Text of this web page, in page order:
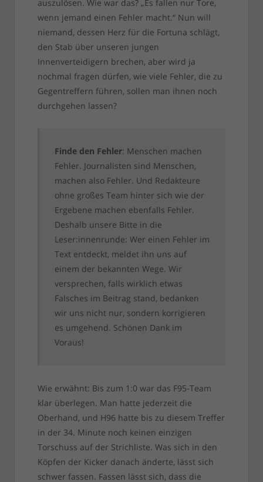
auszulösen. Wie war das? „Es fallen nur Tore,
wenn jemand einen Fehler macht.“ Nun will
niemand, dessen Herz für die Fortuna schlägt,
den Stab über unseren jungen
Innenverteidigern brechen, aber wird ja
nochmal fragen dürfen, wie viele Fehler, die zu
Gegentreffern führen, sollen man ihnen noch
durchgehen lassen?
Finde den Fehler: Menschen machen
Fehler. Journalisten sind Menschen,
machen also Fehler. Und Redakteure
ohne großes Team hinter sich wie der
Ergebene machen ebenfalls Fehler.
Deshalb unsere Bitte in die
Leser:innenrunde: Wer einen Fehler im
Text entdeckt, meldet ihn uns auf
einem der bekannten Wege. Wir
versprechen, falls wirklich etwas
Falsches im Beitrag stand, bedanken
wir uns nicht nur, sondern korrigieren
es umgehend. Schönen Dank im
Voraus!
Wie erwähnt: Bis zum 1:0 war das F95-Team
klar überlegen. Man hatte jederzeit die
Oberhand, und H96 hatte bis zu diesem Treffer
in der 34. Minute noch keinen einzigen
Torschuss auf der Strichliste. Was sich in den
Köpfen der Kicker danach änderte, lässt sich
schwer fassen. Fassen lässt sich, dass die